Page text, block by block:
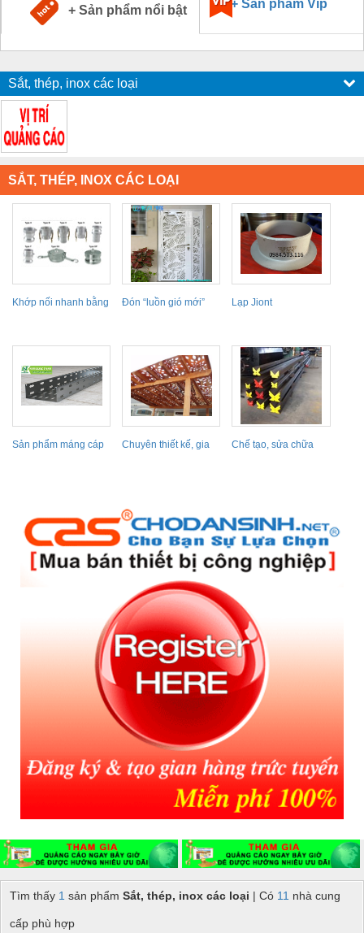
+ Sản phẩm nổi bật + Sản phẩm Vip
Sắt, thép, inox các loại
SẮT, THÉP, INOX CÁC LOẠI
Khớp nối nhanh bằng
Đón “luồn gió mới”
Lạp Jiont
Sản phẩm máng cáp
Chuyên thiết kế, gia
Chế tạo, sửa chữa
Tìm thấy 1 sản phẩm Sắt, thép, inox các loại | Có 11 nhà cung
cấp phù hợp